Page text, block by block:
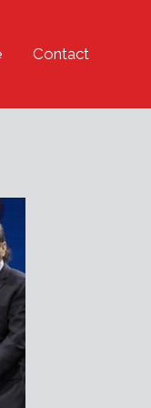
Contact